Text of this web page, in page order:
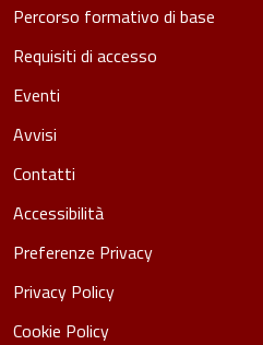
Percorso formativo di base
Requisiti di accesso
Eventi
Avvisi
Contatti
Accessibilità
Preferenze Privacy
Privacy Policy
Cookie Policy